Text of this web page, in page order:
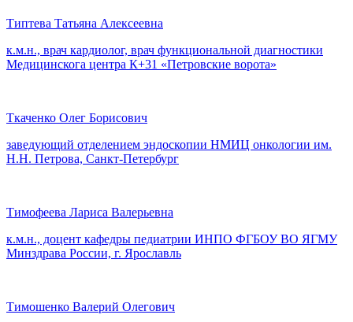
Типтева Татьяна Алексеевна
к.м.н., врач кардиолог, врач функциональной диагностики
Медицинскога центра К+31 «Петровские ворота»
Ткаченко Олег Борисович
заведующий отделением эндоскопии НМИЦ онкологии им.
Н.Н. Петрова, Санкт-Петербург
Тимофеева Лариса Валерьевна
к.м.н., доцент кафедры педиатрии ИНПО ФГБОУ ВО ЯГМУ
Минздрава России, г. Ярославль
Тимошенко Валерий Олегович